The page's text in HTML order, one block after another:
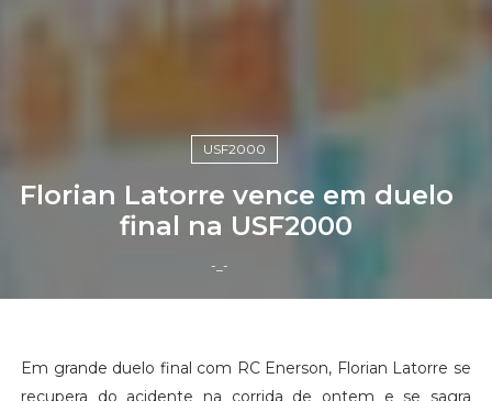
USF2000
Florian Latorre vence em duelo
final na USF2000
-_-
Em grande duelo final com RC Enerson, Florian Latorre se
recupera do acidente na corrida de ontem e se sagra